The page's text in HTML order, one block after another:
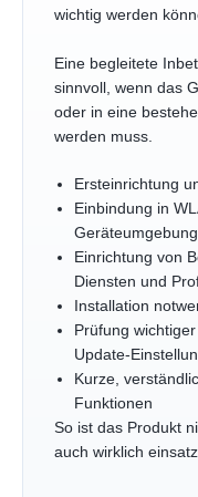
wichtig werden
Eine begleitete
sinnvoll, wenn das
oder in eine
werden muss.
Ersteinrichtung
Einbindung in
Geräteumgebung
Einrichtung von
Diensten und
Installation
Prüfung
Update-
Kurze,
Funktionen
So ist das Produkt
auch wirklich